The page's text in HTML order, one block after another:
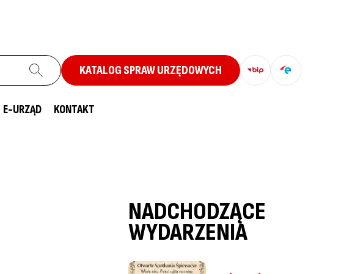
KATALOG SPRAW URZĘDOWYCH
E-URZĄD KONTAKT
NADCHODZĄCE
WYDARZENIA